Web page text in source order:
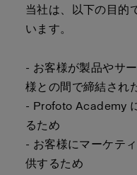
当社は、以下の目的
います。
- お客様が製品やサ
様との間で締結され
- Profoto Academy
るため
- お客様にマーケテ
供するため